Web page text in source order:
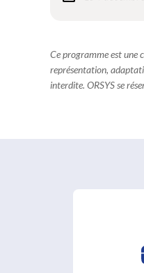
Ce programme est une
représentation,
interdite. ORSYS se